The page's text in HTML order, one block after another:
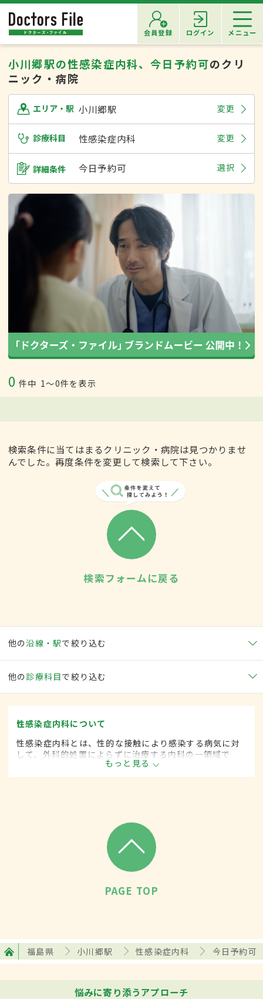
会員登録 ログイン メニュー
小川郷駅の性感染症内科、今日予約可のクリ
ニック・病院
エリア・駅 小川郷駅 変更
診療科目 性感染症内科 変更
詳細条件 今日予約可 選択
0 件中 1〜0件を表示
検索条件に当てはまるクリニック・病院は見つかりませ
んでした。再度条件を変更して検索して下さい。
検索フォームに戻る
他の沿線・駅で絞り込む
他の 診療科目で絞り込む
性感染症内科について
性感染症内科とは、性的な接触により感染する病気に対
して、外科的処置によらずに治療する内科の一領域で
す。平成20年4月の制度改正前は、性感染症科と呼ばれ
ていました。
もっと見る
PAGE TOP
福島県 小川郷駅 性感染症内科 今日予約可
悩みに寄り添うアプローチ